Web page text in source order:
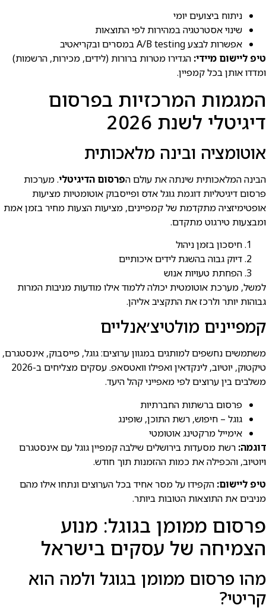
ניתוח ביצועים יומי
שינוי אסטרטגיה במהירות לפי התוצאות
אפשרות לבצע A/B testing במסרים ובקריאטיב
טיפ ליישום מיידי: הגדירו מטרות ברורות (לידים, מכירות, הרשמות)
ומדדו אותן בכל קמפיין.
המגמות המרכזיות בפרסום
דיגיטלי לשנת 2026
אוטומציה ובינה מלאכותית
הבינה המלאכותית שינתה את עולם הפרסום הדיגיטלי. מערכות
פרסום דיגיטליות דוגמת גוגל אדס ופייסבוק אוטומטיות מציעות
אופטימיזציה מתקדמת של קמפיינים, מציעות הצעות מחיר בזמן אמת
ומבצעות טירגוט מתקדם.
חיסכון בזמן ניהול
דיוק גבוה בהשגת לידים איכותיים
הפחתת טעויות אנוש
למשל, מערכת אוטומטית יכולה ללמוד אילו מודעות מניבות המרות
גבוהות יותר ולרכז את התקציב אליהן.
קמפיינים מולטיצ׳אנליים
משתמשים נחשפים למותגים במגוון ערוצים: גוגל, פייסבוק, אינסטגרם,
טיקטוק, יוטיוב, לינקדאין ואפילו וואטסאפ. עסקים מצליחים ב-2026
משלבים בין ערוצים לפי מאפייני קהל היעד.
פרסום ברשתות החברתיות
גוגל – חיפוש, רשת התוכן, שופינג
אימייל מרקטינג אוטומטי
דוגמה: רשת מסעדות בירושלים שילבה קמפיין גוגל עם אינסטגרם
ויוטיוב, והכפילה את כמות ההזמנות תוך חודש.
טיפ ליישום: הקפידו על מסר אחיד בכל הערוצים ונתחו אילו מהם
מניבים את התוצאות הטובות ביותר.
פרסום ממומן בגוגל: מנוע
הצמיחה של עסקים בישרא⁠ל
מהו פרסום ממומן בגוגל ולמה הוא
קריטי?